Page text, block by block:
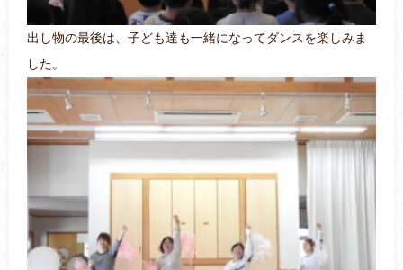
出し物の最後は、子ども達も一緒になってダンスを楽しみま
した。